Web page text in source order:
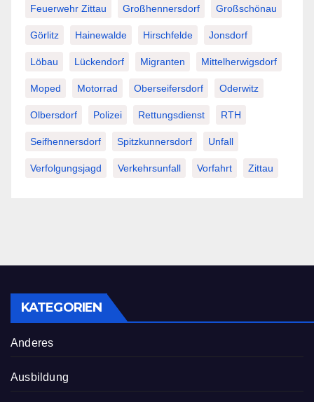
Feuerwehr Zittau Großhennersdorf Großschönau
Görlitz Hainewalde Hirschfelde Jonsdorf
Löbau Lückendorf Migranten Mittelherwigsdorf
Moped Motorrad Oberseifersdorf Oderwitz
Olbersdorf Polizei Rettungsdienst RTH
Seifhennersdorf Spitzkunnersdorf Unfall
Verfolgungsjagd Verkehrsunfall Vorfahrt Zittau
KATEGORIEN
Anderes
Ausbildung